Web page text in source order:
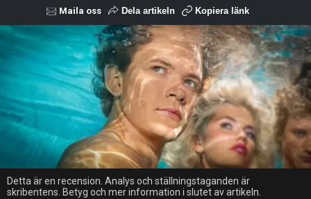
Maila oss Dela artikeln Kopiera länk
Detta är en recension. Analys och ställningstaganden är
skribentens. Betyg och mer information i slutet av artikeln.